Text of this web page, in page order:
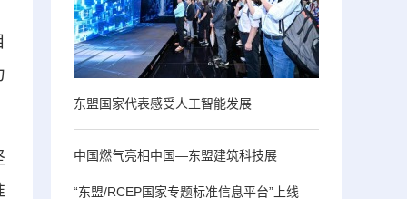
东盟国家代表感受人工智能发展
中国燃气亮相中国—东盟建筑科技展
“东盟/RCEP国家专题标准信息平台”上线